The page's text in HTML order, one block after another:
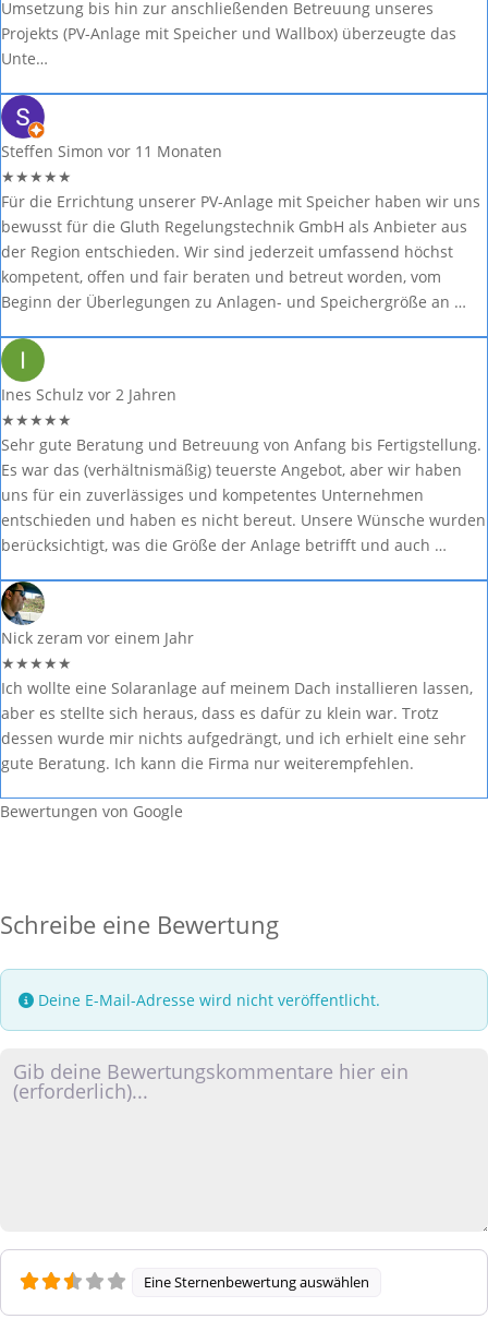
Umsetzung bis hin zur anschließenden Betreuung unseres
Projekts (PV-Anlage mit Speicher und Wallbox) überzeugte das
Unte…
Steffen Simon vor 11 Monaten
★★★★★
Für die Errichtung unserer PV-Anlage mit Speicher haben wir uns
bewusst für die Gluth Regelungstechnik GmbH als Anbieter aus
der Region entschieden. Wir sind jederzeit umfassend höchst
kompetent, offen und fair beraten und betreut worden, vom
Beginn der Überlegungen zu Anlagen- und Speichergröße an …
Ines Schulz vor 2 Jahren
★★★★★
Sehr gute Beratung und Betreuung von Anfang bis Fertigstellung.
Es war das (verhältnismäßig) teuerste Angebot, aber wir haben
uns für ein zuverlässiges und kompetentes Unternehmen
entschieden und haben es nicht bereut. Unsere Wünsche wurden
berücksichtigt, was die Größe der Anlage betrifft und auch …
Nick zeram vor einem Jahr
★★★★★
Ich wollte eine Solaranlage auf meinem Dach installieren lassen,
aber es stellte sich heraus, dass es dafür zu klein war. Trotz
dessen wurde mir nichts aufgedrängt, und ich erhielt eine sehr
gute Beratung. Ich kann die Firma nur weiterempfehlen.
Bewertungen von Google
Schreibe eine Bewertung
Deine E-Mail-Adresse wird nicht veröffentlicht.
Rezensionstext
Eine Sternenbewertung auswählen